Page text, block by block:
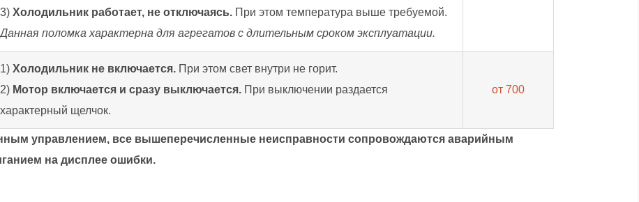
3) Холодильник работает, не отключаясь. При этом температура выше требуемой.
Данная поломка характерна для агрегатов с длительным сроком эксплуатации.
1) Холодильник не включается. При этом свет внутри не горит.
2) Мотор включается и сразу выключается. При выключении раздается
характерный щелчок.
от 700
управлением, все вышеперечисленные неисправности сопровождаются аварийным
на дисплее ошибки.